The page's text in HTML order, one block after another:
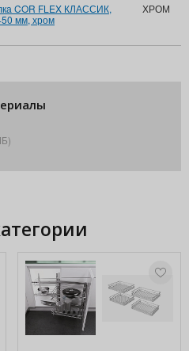
COR FLEX КЛАССИК,
мм, хром
ХРОМ